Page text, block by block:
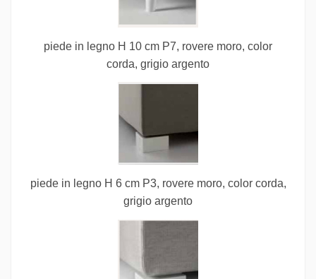
piede in legno H 10 cm P7, rovere moro, color
corda, grigio argento
piede in legno H 6 cm P3, rovere moro, color corda,
grigio argento